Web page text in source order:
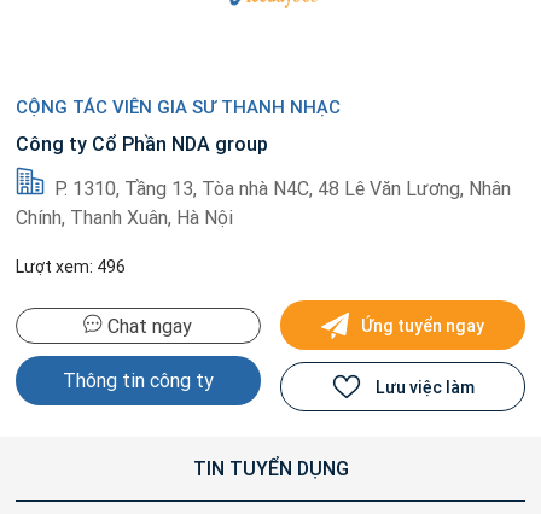
CỘNG TÁC VIÊN GIA SƯ THANH NHẠC
Công ty Cổ Phần NDA group
P. 1310, Tầng 13, Tòa nhà N4C, 48 Lê Văn Lương, Nhân
Chính, Thanh Xuân, Hà Nội
Lượt xem: 496
Chat ngay
Thông tin công ty
Ứng tuyển ngay
Lưu việc làm
TIN TUYỂN DỤNG